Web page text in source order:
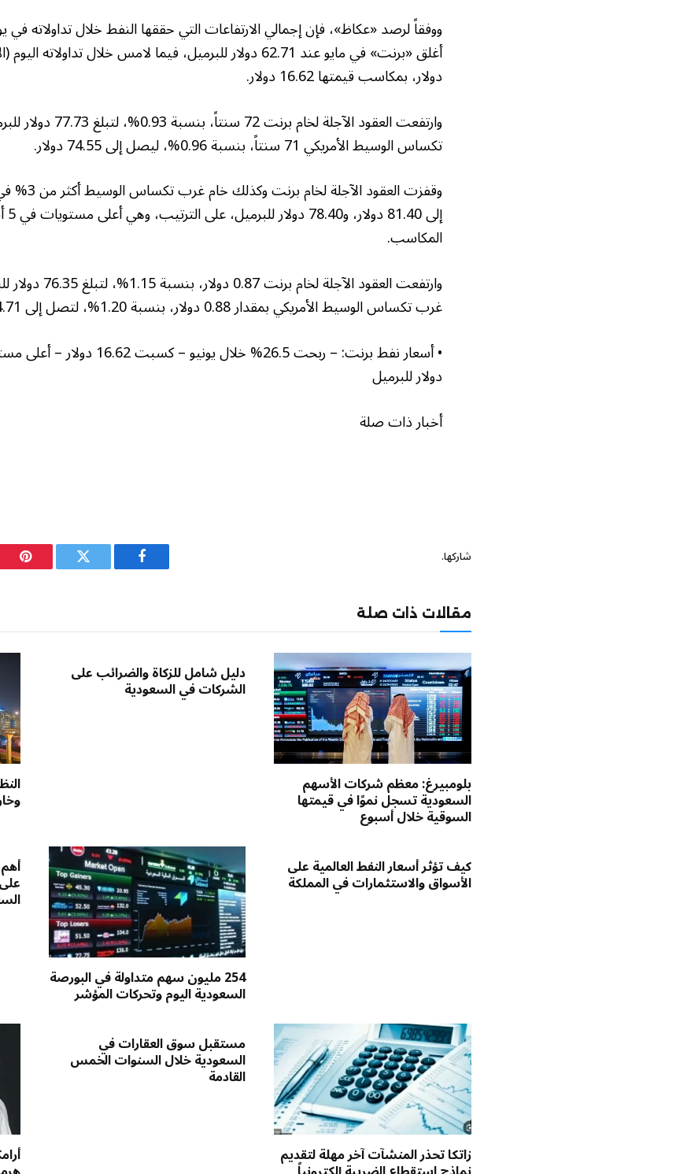
دولار، بمكاسب قيمتها 16.62 دولار.
وارتفعت العقود الآجلة
تكساس الوسيط الأمريكي 71 سنتاً، بنسبة 0.96%، ليصل إلى 74.55 دولار.
وقفزت
المكاسب.
وارتفعت العقود
غرب تكساس الوسيط الأمريكي بمقدار 0.88 دولار، بنسبة 1.20%، لتصل إلى 74.71 دولار.
دولار للبرميل
أخبار ذات صلة
شاركها.
فيسبوك تويتر
مقالات ذات صلة
بلومبيرغ: معظم شركات الأسهم
السعودية تسجل نموًا في قيمتها
السوقية خلال أسبوع
دليل شامل للزكاة والضرائب على
الشركات في السعودية
كيف تؤثر أسعار النفط العالمية على
الأسواق والاستثمارات في المملكة
254 مليون سهم متداولة في البورصة
السعودية اليوم وتحركات المؤشر
زاتكا تحذر المنشآت آخر مهلة لتقديم
مستقبل سوق العقارات في
السعودية خلال السنوات الخمس
القادمة